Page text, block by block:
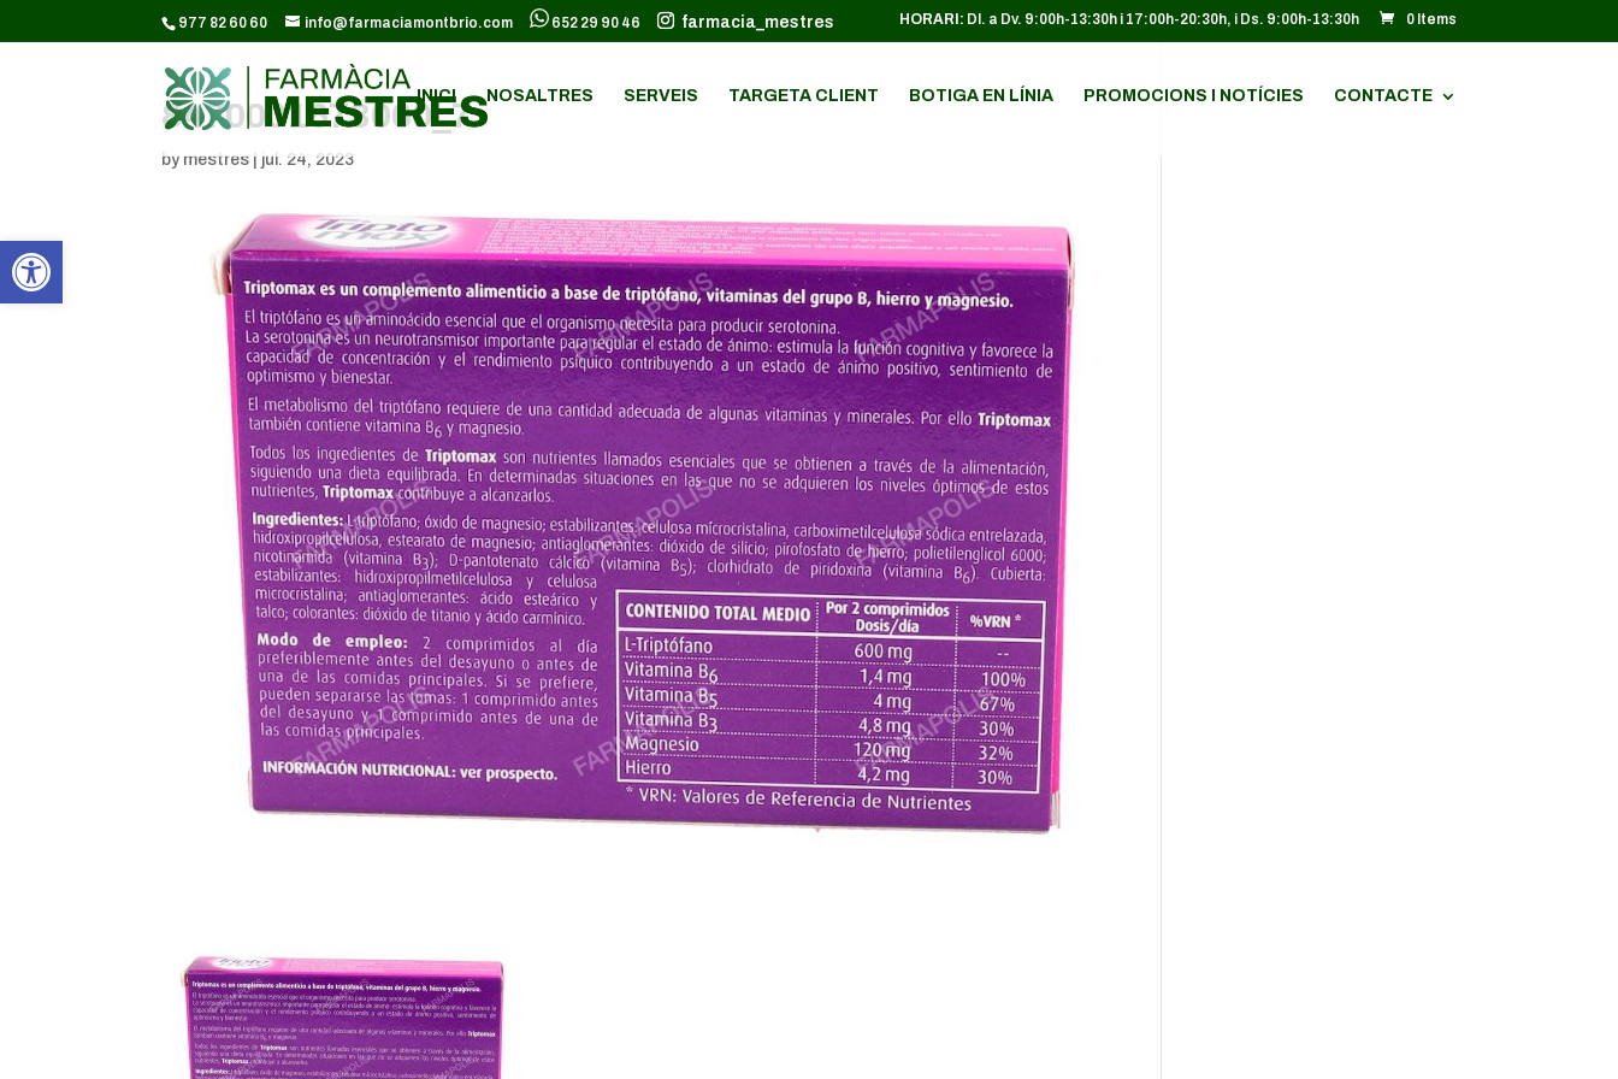
Obre la barra d'eines
CODI GOOGLE ANALYTICS:
977 82 60 60 info@farmaciamontbrio.com 652 29 90 46 farmacia_mestres HORARI: Dl. a Dv. 9:00h-13:30h i 17:00h-20:30h, i Ds. 9:00h-13:30h 0 Items
INICI NOSALTRES SERVEIS TARGETA CLIENT BOTIGA EN LÍNIA PROMOCIONS I NOTÍCIES CONTACTE
8470001673060_7
by mestres | jul. 24, 2023